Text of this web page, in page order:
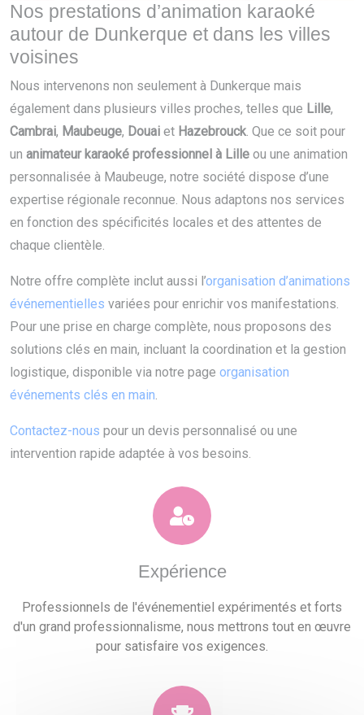
Nos prestations d’animation karaoké
autour de Dunkerque et dans les villes
voisines
Nous intervenons non seulement à Dunkerque mais
également dans plusieurs villes proches, telles que Lille,
Cambrai, Maubeuge, Douai et Hazebrouck. Que ce soit pour
un animateur karaoké professionnel à Lille ou une animation
personnalisée à Maubeuge, notre société dispose d’une
expertise régionale reconnue. Nous adaptons nos services
en fonction des spécificités locales et des attentes de
chaque clientèle.
Notre offre complète inclut aussi l’organisation d’animations
événementielles variées pour enrichir vos manifestations.
Pour une prise en charge complète, nous proposons des
solutions clés en main, incluant la coordination et la gestion
logistique, disponible via notre page organisation
événements clés en main.
Contactez-nous pour un devis personnalisé ou une
intervention rapide adaptée à vos besoins.
Expérience
Professionnels de l'événementiel expérimentés et forts
d'un grand professionnalisme, nous mettrons tout en œuvre
pour satisfaire vos exigences.